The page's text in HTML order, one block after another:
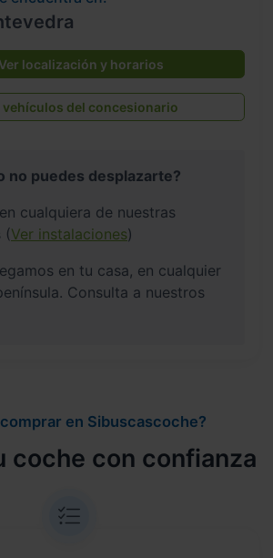
Ver localización y horarios
vehículos del concesionario
no puedes desplazarte?
cualquiera de nuestras
(Ver instalaciones)
en tu casa, en cualquier
Consulta a nuestros
en Sibuscascoche?
coche con confianza